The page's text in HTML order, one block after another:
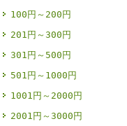
100円～200円
201円～300円
301円～500円
501円～1000円
1001円～2000円
2001円～3000円